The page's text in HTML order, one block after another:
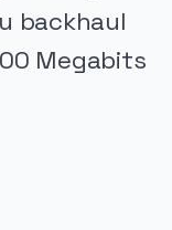
backhaul
Megabits